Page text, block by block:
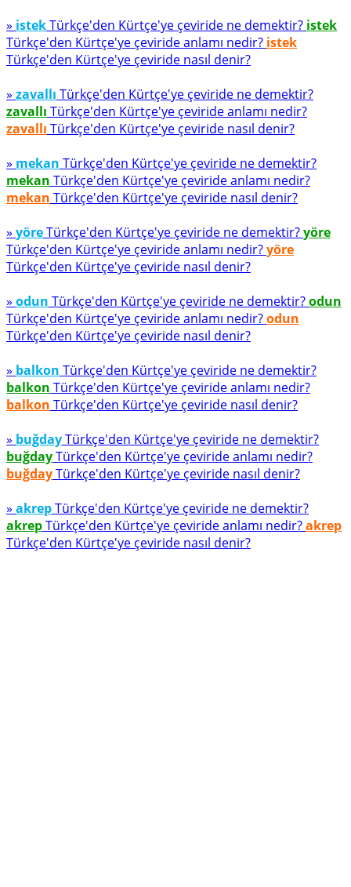
» istekTürkçe'den Kürtçe'ye çeviride ne demektir? istek
Türkçe'den Kürtçe'ye çeviride anlamı nedir? istek
Türkçe'den Kürtçe'ye çeviride nasıl denir?
» zavallı Türkçe'den Kürtçe'ye çeviride ne demektir?
zavallı Türkçe'den Kürtçe'ye çeviride anlamı nedir?
zavallı Türkçe'den Kürtçe'ye çeviride nasıl denir?
» mekan Türkçe'den Kürtçe'ye çeviride ne demektir?
mekan Türkçe'den Kürtçe'ye çeviride anlamı nedir?
mekan Türkçe'den Kürtçe'ye çeviride nasıl denir?
» yöreTürkçe'den Kürtçe'ye çeviride ne demektir?yöre
Türkçe'den Kürtçe'ye çeviride anlamı nedir?yöre
Türkçe'den Kürtçe'ye çeviride nasıl denir?
» odun Türkçe'den Kürtçe'ye çeviride ne demektir?odun
Türkçe'den Kürtçe'ye çeviride anlamı nedir?odun
Türkçe'den Kürtçe'ye çeviride nasıl denir?
» balkon Türkçe'den Kürtçe'ye çeviride ne demektir?
balkon Türkçe'den Kürtçe'ye çeviride anlamı nedir?
balkon Türkçe'den Kürtçe'ye çeviride nasıl denir?
» buğdayTürkçe'den Kürtçe'ye çeviride ne demektir?
buğdayTürkçe'den Kürtçe'ye çeviride anlamı nedir?
buğdayTürkçe'den Kürtçe'ye çeviride nasıl denir?
» akrepTürkçe'den Kürtçe'ye çeviride ne demektir?
akrepTürkçe'den Kürtçe'ye çeviride anlamı nedir?akrep
Türkçe'den Kürtçe'ye çeviride nasıl denir?